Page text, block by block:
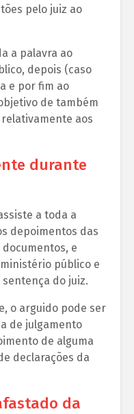
pelo juiz ao
a palavra ao
depois (caso
e por fim ao
de também
aos
durante
a toda a
depoimentos das
e
público e
do juiz.
o arguido pode ser
de julgamento
de alguma
declarações da
da